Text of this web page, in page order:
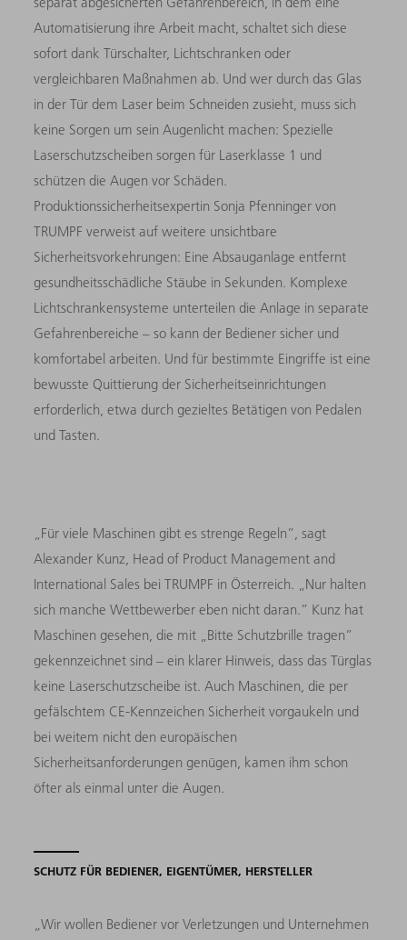
Automatisierung ihre Arbeit macht, schaltet sich diese
sofort dank Türschalter, Lichtschranken oder
vergleichbaren Maßnahmen ab. Und wer durch das Glas
in der Tür dem Laser beim Schneiden zusieht, muss sich
keine Sorgen um sein Augenlicht machen: Spezielle
Laserschutzscheiben sorgen für Laserklasse 1 und
schützen die Augen vor Schäden.
Produktionssicherheitsexpertin Sonja Pfenninger von
TRUMPF verweist auf weitere unsichtbare
Sicherheitsvorkehrungen: Eine Absauganlage entfernt
gesundheitsschädliche Stäube in Sekunden. Komplexe
Lichtschrankensysteme unterteilen die Anlage in separate
Gefahrenbereiche – so kann der Bediener sicher und
komfortabel arbeiten. Und für bestimmte Eingriffe ist eine
bewusste Quittierung der Sicherheitseinrichtungen
erforderlich, etwa durch gezieltes Betätigen von Pedalen
und Tasten.
„Für viele Maschinen gibt es strenge Regeln”, sagt
Alexander Kunz, Head of Product Management and
International Sales bei TRUMPF in Österreich. „Nur halten
sich manche Wettbewerber eben nicht daran.” Kunz hat
Maschinen gesehen, die mit „Bitte Schutzbrille tragen”
gekennzeichnet sind – ein klarer Hinweis, dass das Türglas
keine Laserschutzscheibe ist. Auch Maschinen, die per
gefälschtem CE-Kennzeichen Sicherheit vorgaukeln und
bei weitem nicht den europäischen
Sicherheitsanforderungen genügen, kamen ihm schon
öfter als einmal unter die Augen.
SCHUTZ FÜR BEDIENER, EIGENTÜMER, HERSTELLER
„Wir wollen Bediener vor Verletzungen und Unternehmen